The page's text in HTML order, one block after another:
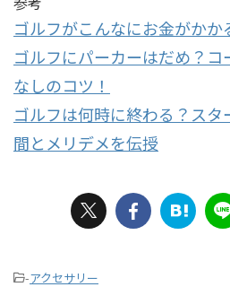
ゴルフがこんなにお金がかか
ゴルフにパーカーはだめ？コ
なしのコツ！
ゴルフは何時に終わる？ス
間とメリデメを伝授
-アクセサリー